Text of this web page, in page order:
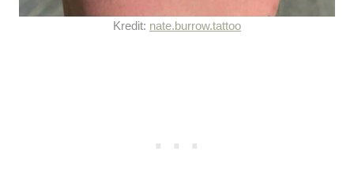
Kredit: nate.burrow.tattoo